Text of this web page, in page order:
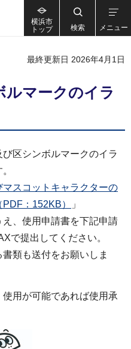
横浜市
トップ
検索 メニュー
最終更新日 2026年4月1日
ルマークのイラ
区シンボルマークのイラ
スコットキャラクターの
：152KB）
」
、使用申請書を下記申請
で提出してください。
類も送付をお願いしま
用が可能であれば使用承